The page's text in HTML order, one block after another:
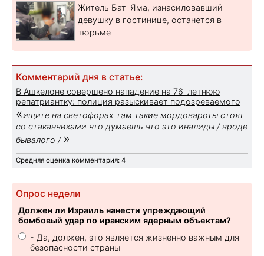
Житель Бат-Яма, изнасиловавший
девушку в гостинице, останется в
тюрьме
Комментарий дня в статье:
В Ашкелоне совершено нападение на 76-летнюю
репатриантку: полиция разыскивает подозреваемого
«ищите на светофорах там такие мордовароты стоят
со стаканчиками что думаешь что это иналиды / вроде
бывалого / »
Средняя оценка комментария: 4
Опрос недели
Должен ли Израиль нанести упреждающий
бомбовый удар по иранским ядерным объектам?
- Да, должен, это является жизненно важным для
безопасности страны